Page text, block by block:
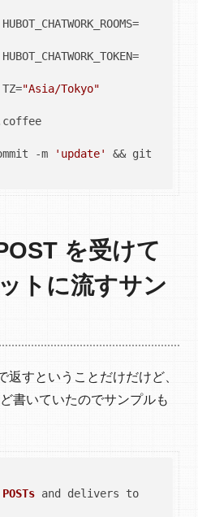
HUBOT_CHATWORK_ROOMS=
HUBOT_CHATWORK_TOKEN=
TZ="Asia/Tokyo"
-m
'update'
&& git
を受けて
トに流すサン
すということだけだけど、
書いていたのでサンプルも
POSTs
and delivers to